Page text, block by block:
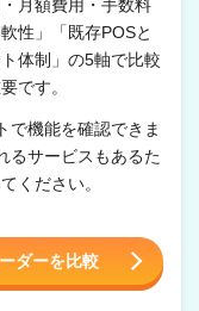
月額費用・手数料
性」「既存POSと
体制」の5軸で比較
です。
で機能を確認できま
るサービスもあるた
ください。
ダーを比較